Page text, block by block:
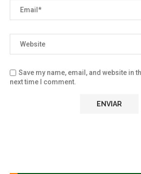
Save my name, email, and website in
next time I comment.